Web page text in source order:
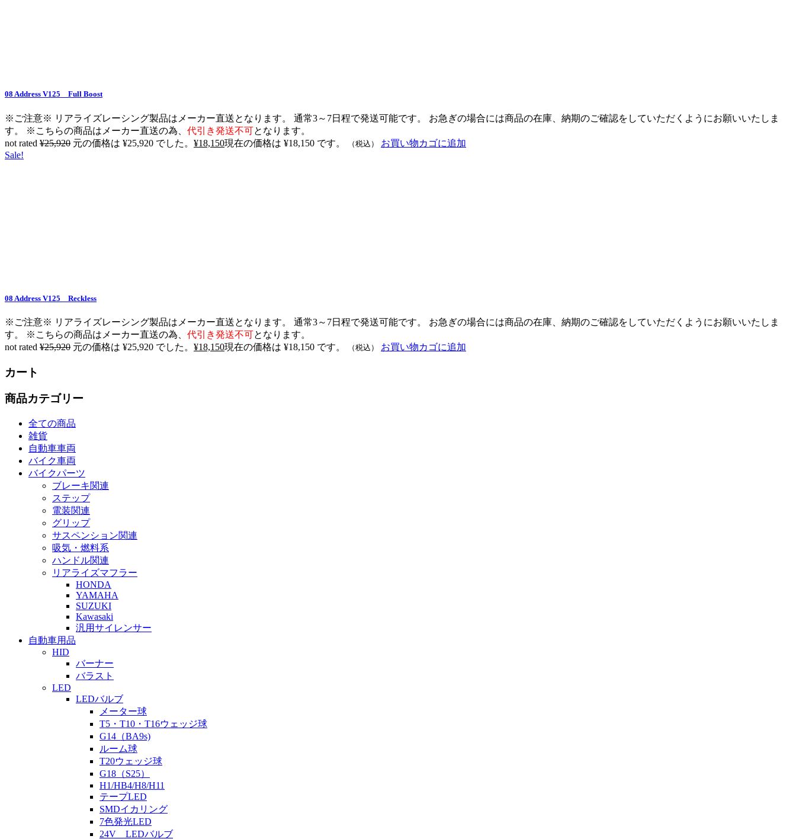
08 Address V125 Full Boost
※ご注意※ リアライズレーシング製品はメーカー直送となります。 通常3～7日程で発送可能です。 お急ぎの場合には商品の在庫、納期のご確認をしていただくようにお願いいたしま
す。 ※こちらの商品はメーカー直送の為、 代引き発送不可となります。
not rated ¥25,920 元の価格は ¥25,920 でした。 ¥18,150現在の価格は ¥18,150 です。 （税込）
お買い物カゴに追加
Sale!
08 Address V125 Reckless
※ご注意※ リアライズレーシング製品はメーカー直送となります。 通常3～7日程で発送可能です。 お急ぎの場合には商品の在庫、納期のご確認をしていただくようにお願いいたしま
す。 ※こちらの商品はメーカー直送の為、 代引き発送不可となります。
not rated ¥25,920 元の価格は ¥25,920 でした。 ¥18,150現在の価格は ¥18,150 です。 （税込） お買い物カゴに追加
カート
商品カテゴリー
全ての商品
雑貨
自動車車両
バイク車両
バイクパーツ
ブレーキ関連
ステップ
電装関連
グリップ
サスペンション関連
吸気・燃料系
ハンドル関連
リアライズマフラー
HONDA
YAMAHA
SUZUKI
Kawasaki
汎用サイレンサー
自動車用品
HID
バーナー
バラスト
LED
LEDバルブ
メーター球
T5・T10・T16ウェッジ球
G14（BA9s)
ルーム球
T20ウェッジ球
G18（S25）
H1/HB4/H8/H11
テープLED
SMDイカリング
7色発光LED
24V LEDバルブ